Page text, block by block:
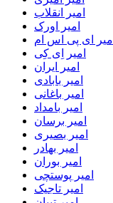
امیر انقلاب
امیر اورک
امیر ای پی اس ام
امیر اِی کِی
امیر ایران
امیر بابادی
امیر باغانی
امیر بامداد
امیر برسان
امیر بصیری
امیر بهادر
امیر بوران
امیر پوستچی
امیر تاجیک